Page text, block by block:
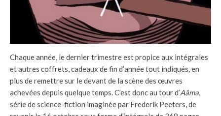
Chaque année, le dernier trimestre est propice aux intégrales
et autres coffrets, cadeaux de fin d’année tout indiqués, en
plus de remettre sur le devant de la scène des œuvres
achevées depuis quelque temps. C’est donc au tour d’Aâma,
série de science-fiction imaginée par Frederik Peeters, de